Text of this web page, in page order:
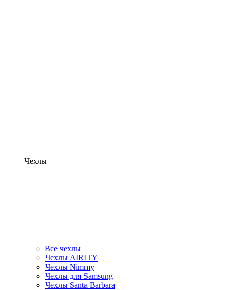
Чехлы
Все чехлы
Чехлы AIRITY
Чехлы Nimmy
Чехлы для Samsung
Чехлы Santa Barbara